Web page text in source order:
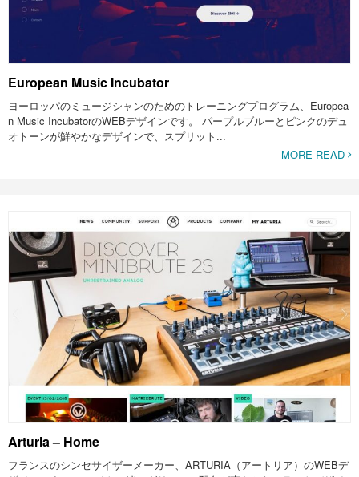
European Music Incubator
ヨーロッパのミュージシャンのためのトレーニングプログラム、Europea
n Music IncubatorのWEBデザインです。 パープルブルーとピンクのデュ
オトーンが鮮やかなデザインで、スプリット...
MORE READ
Arturia – Home
フランスのシンセサイザーメーカー、ARTURIA（アートリア）のWEBデ